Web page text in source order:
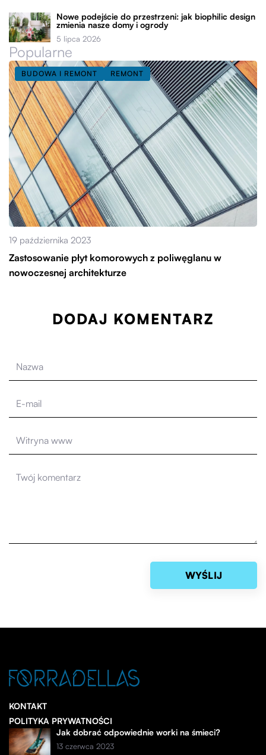
Nowe podejście do przestrzeni: jak biophilic design
zmienia nasze domy i ogrody
5 lipca 2026
Popularne
BUDOWA I REMONT REMONT
19 października 2023
Zastosowanie płyt komorowych z poliwęglanu w
nowoczesnej architekturze
DODAJ KOMENTARZ
KONTAKT
POLITYKA PRYWATNOŚCI
Jak dobrać odpowiednie worki na śmieci?
13 czerwca 2023